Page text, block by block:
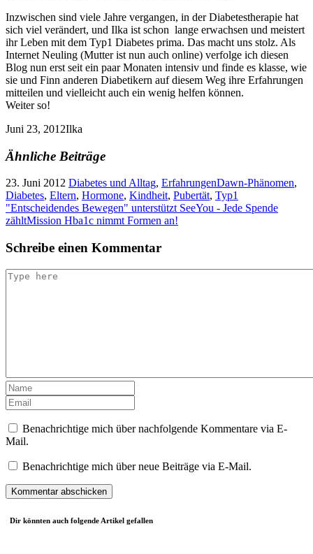
Inzwischen sind viele Jahre vergangen, in der Diabetestherapie hat
sich viel verändert, und Ilka ist schon lange erwachsen und meistert
ihr Leben mit dem Typ1 Diabetes prima. Das macht uns stolz. Als
Internet Neuling (Mutter ist nun auch online) verfolge ich diesen
Blog nun erst seit ein paar Monaten intensiv und finde es klasse, wie
sie und Finn anderen Diabetikern auf diesem Weg ihre Erfahrungen
mitteilen und vielleicht auch ein wenig helfen können.
Weiter so!
Juni 23, 2012Ilka
Ähnliche Beiträge
23. Juni 2012 Diabetes und Alltag, ErfahrungenDawn-Phänomen,
Diabetes, Eltern, Hormone, Kindheit, Pubertät, Typ1
"Entscheidendes Bewegen" unterstützt SeeYou - Jede Spende
zähltMission Hba1c nimmt Formen an!
Schreibe einen Kommentar
Benachrichtige mich über nachfolgende Kommentare via E-
Mail.
Benachrichtige mich über neue Beiträge via E-Mail.
Dir könnten auch folgende Artikel gefallen